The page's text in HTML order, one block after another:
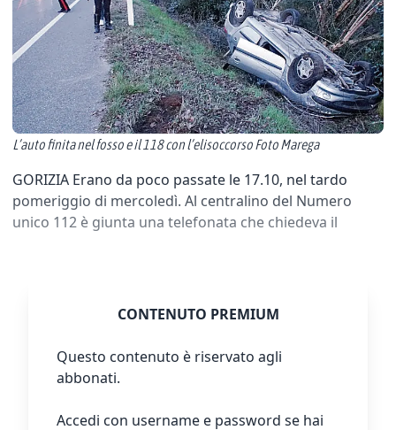
L’auto finita nel fosso e il 118 con l’elisoccorso Foto Marega
GORIZIA Erano da poco passate le 17.10, nel tardo
pomeriggio di mercoledì. Al centralino del Numero
unico 112 è giunta una telefonata che chiedeva il
CONTENUTO PREMIUM
Questo contenuto è riservato agli
abbonati.
Accedi con username e password se hai